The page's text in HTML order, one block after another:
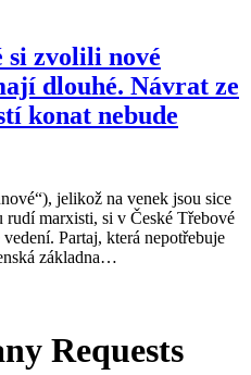
si zvolili nové
dlouhé. Návrat ze
konat nebude
jelikož na venek jsou sice
rudí marxisti, si v České Třebové
Partaj, která nepotřebuje
základna…